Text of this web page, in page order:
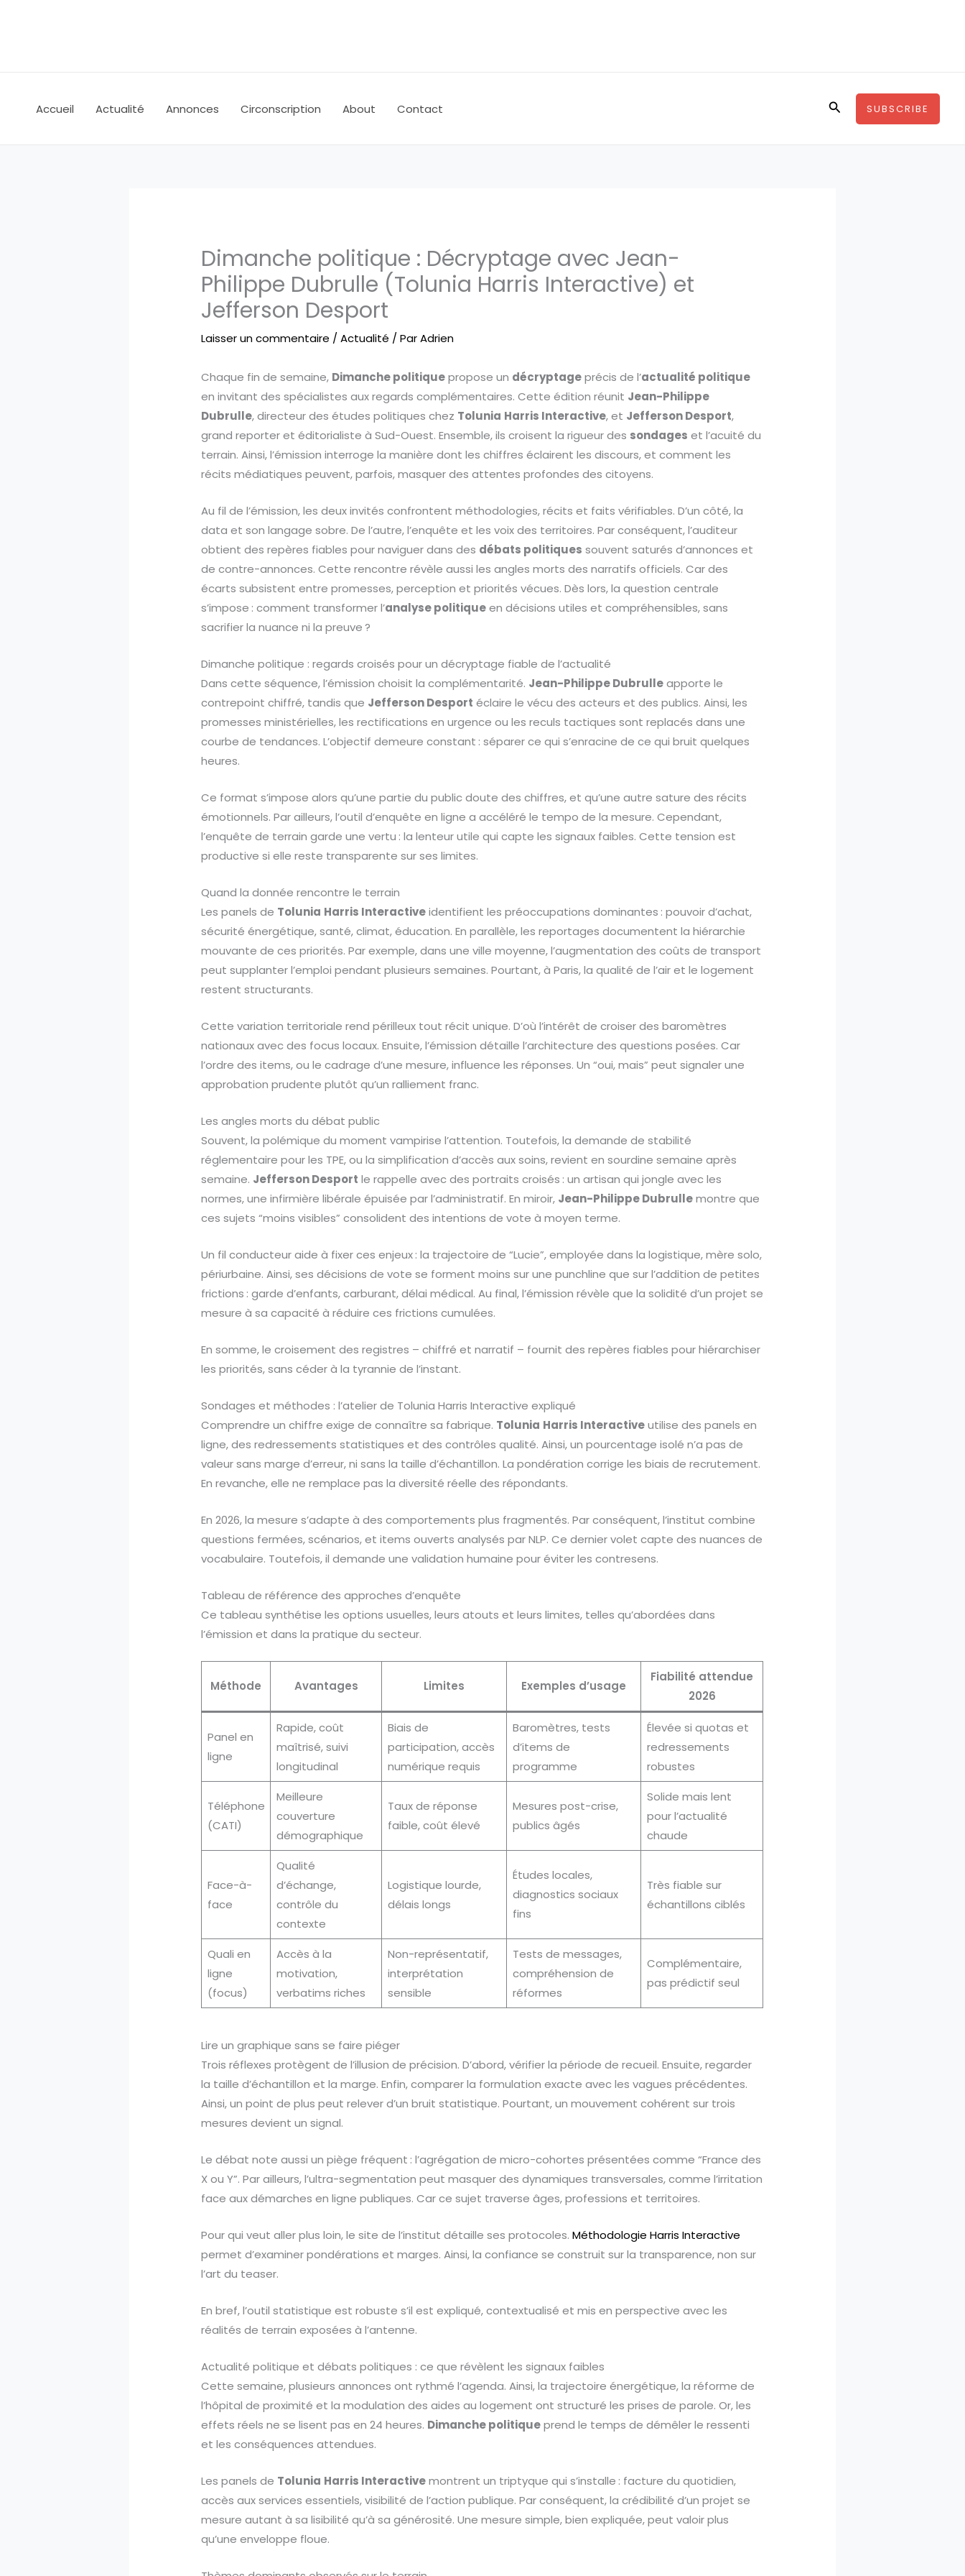
Accueil Actualité Annonces Circonscription About Contact Rechercher
SUBSCRIBE
Dimanche politique : Décryptage avec Jean-
Philippe Dubrulle (Tolunia Harris Interactive) et
Jefferson Desport
Laisser un commentaire /Actualité / ParAdrien
Chaque fin de semaine, Dimanche politiquepropose un décryptageprécis de l’actualité politique
en invitant des spécialistes aux regards complémentaires. Cette édition réunit Jean-Philippe
Dubrulle, directeur des études politiques chez Tolunia Harris Interactive, et Jefferson Desport,
grand reporter et éditorialiste à Sud-Ouest. Ensemble, ils croisent la rigueur des sondages et l’acuité du
terrain. Ainsi, l’émission interroge la manière dont les chiffres éclairent les discours, et comment les
récits médiatiques peuvent, parfois, masquer des attentes profondes des citoyens.
Au fil de l’émission, les deux invités confrontent méthodologies, récits et faits vérifiables. D’un côté, la
data et son langage sobre. De l’autre, l’enquête et les voix des territoires. Par conséquent, l’auditeur
obtient des repères fiables pour naviguer dans des débats politiques souvent saturés d’annonces et
de contre-annonces. Cette rencontre révèle aussi les angles morts des narratifs officiels. Car des
écarts subsistent entre promesses, perception et priorités vécues. Dès lors, la question centrale
s’impose : comment transformer l’analyse politiqueen décisions utiles et compréhensibles, sans
sacrifier la nuance ni la preuve ?
Dimanche politique : regards croisés pour un décryptage fiable de l’actualité
Dans cette séquence, l’émission choisit la complémentarité. Jean-Philippe Dubrulleapporte le
contrepoint chiffré, tandis que Jefferson Desport éclaire le vécu des acteurs et des publics. Ainsi, les
promesses ministérielles, les rectifications en urgence ou les reculs tactiques sont replacés dans une
courbe de tendances. L’objectif demeure constant : séparer ce qui s’enracine de ce qui bruit quelques
heures.
Ce format s’impose alors qu’une partie du public doute des chiffres, et qu’une autre sature des récits
émotionnels. Par ailleurs, l’outil d’enquête en ligne a accéléré le tempo de la mesure. Cependant,
l’enquête de terrain garde une vertu : la lenteur utile qui capte les signaux faibles. Cette tension est
productive si elle reste transparente sur ses limites.
Quand la donnée rencontre le terrain
Les panels de Tolunia Harris Interactiveidentifient les préoccupations dominantes : pouvoir d’achat,
sécurité énergétique, santé, climat, éducation. En parallèle, les reportages documentent la hiérarchie
mouvante de ces priorités. Par exemple, dans une ville moyenne, l’augmentation des coûts de transport
peut supplanter l’emploi pendant plusieurs semaines. Pourtant, à Paris, la qualité de l’air et le logement
restent structurants.
Cette variation territoriale rend périlleux tout récit unique. D’où l’intérêt de croiser des baromètres
nationaux avec des focus locaux. Ensuite, l’émission détaille l’architecture des questions posées. Car
l’ordre des items, ou le cadrage d’une mesure, influence les réponses. Un “oui, mais” peut signaler une
approbation prudente plutôt qu’un ralliement franc.
Les angles morts du débat public
Souvent, la polémique du moment vampirise l’attention. Toutefois, la demande de stabilité
réglementaire pour les TPE, ou la simplification d’accès aux soins, revient en sourdine semaine après
semaine. Jefferson Desport le rappelle avec des portraits croisés : un artisan qui jongle avec les
normes, une infirmière libérale épuisée par l’administratif. En miroir, Jean-Philippe Dubrullemontre que
ces sujets “moins visibles” consolident des intentions de vote à moyen terme.
Un fil conducteur aide à fixer ces enjeux : la trajectoire de “Lucie”, employée dans la logistique, mère solo,
périurbaine. Ainsi, ses décisions de vote se forment moins sur une punchline que sur l’addition de petites
frictions : garde d’enfants, carburant, délai médical. Au final, l’émission révèle que la solidité d’un projet se
mesure à sa capacité à réduire ces frictions cumulées.
En somme, le croisement des registres – chiffré et narratif – fournit des repères fiables pour hiérarchiser
les priorités, sans céder à la tyrannie de l’instant.
Sondages et méthodes : l’atelier de Tolunia Harris Interactive expliqué
Comprendre un chiffre exige de connaître sa fabrique. Tolunia Harris Interactiveutilise des panels en
ligne, des redressements statistiques et des contrôles qualité. Ainsi, un pourcentage isolé n’a pas de
valeur sans marge d’erreur, ni sans la taille d’échantillon. La pondération corrige les biais de recrutement.
En revanche, elle ne remplace pas la diversité réelle des répondants.
En 2026, la mesure s’adapte à des comportements plus fragmentés. Par conséquent, l’institut combine
questions fermées, scénarios, et items ouverts analysés par NLP. Ce dernier volet capte des nuances de
vocabulaire. Toutefois, il demande une validation humaine pour éviter les contresens.
Tableau de référence des approches d’enquête
Ce tableau synthétise les options usuelles, leurs atouts et leurs limites, telles qu’abordées dans
l’émission et dans la pratique du secteur.
Méthode Avantages Limites Exemples d’usage
Fiabilité attendue
2026
Panel en
ligne
Rapide, coût
maîtrisé, suivi
longitudinal
Biais de
participation, accès
numérique requis
Baromètres, tests
d’items de
programme
Élevée si quotas et
redressements
robustes
Téléphone
(CATI)
Meilleure
couverture
démographique
Taux de réponse
faible, coût élevé
Mesures post-crise,
publics âgés
Solide mais lent
pour l’actualité
chaude
Face-à-
face
Qualité
d’échange,
contrôle du
contexte
Logistique lourde,
délais longs
Études locales,
diagnostics sociaux
fins
Très fiable sur
échantillons ciblés
Quali en
ligne
(focus)
Accès à la
motivation,
verbatims riches
Non-représentatif,
interprétation
sensible
Tests de messages,
compréhension de
réformes
Complémentaire,
pas prédictif seul
Lire un graphique sans se faire piéger
Trois réflexes protègent de l’illusion de précision. D’abord, vérifier la période de recueil. Ensuite, regarder
la taille d’échantillon et la marge. Enfin, comparer la formulation exacte avec les vagues précédentes.
Ainsi, un point de plus peut relever d’un bruit statistique. Pourtant, un mouvement cohérent sur trois
mesures devient un signal.
Le débat note aussi un piège fréquent : l’agrégation de micro-cohortes présentées comme “France des
X ou Y”. Par ailleurs, l’ultra-segmentation peut masquer des dynamiques transversales, comme l’irritation
face aux démarches en ligne publiques. Car ce sujet traverse âges, professions et territoires.
Pour qui veut aller plus loin, le site de l’institut détaille ses protocoles.Méthodologie Harris Interactive
permet d’examiner pondérations et marges. Ainsi, la confiance se construit sur la transparence, non sur
l’art du teaser.
En bref, l’outil statistique est robuste s’il est expliqué, contextualisé et mis en perspective avec les
réalités de terrain exposées à l’antenne.
Actualité politique et débats politiques : ce que révèlent les signaux faibles
Cette semaine, plusieurs annonces ont rythmé l’agenda. Ainsi, la trajectoire énergétique, la réforme de
l’hôpital de proximité et la modulation des aides au logement ont structuré les prises de parole. Or, les
effets réels ne se lisent pas en 24 heures. Dimanche politiqueprend le temps de démêler le ressenti
et les conséquences attendues.
Les panels de Tolunia Harris Interactivemontrent un triptyque qui s’installe : facture du quotidien,
accès aux services essentiels, visibilité de l’action publique. Par conséquent, la crédibilité d’un projet se
mesure autant à sa lisibilité qu’à sa générosité. Une mesure simple, bien expliquée, peut valoir plus
qu’une enveloppe floue.